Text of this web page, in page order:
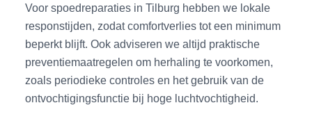
Voor spoedreparaties in Tilburg hebben we lokale
responstijden, zodat comfortverlies tot een minimum
beperkt blijft. Ook adviseren we altijd praktische
preventiemaatregelen om herhaling te voorkomen,
zoals periodieke controles en het gebruik van de
ontvochtigingsfunctie bij hoge luchtvochtigheid.